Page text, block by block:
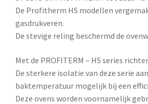
De Profitherm HS modellen
gasdrukveren.
De stevige reling beschermd de
Met de PROFITERM – HS series
De sterkere isolatie van deze serie
baktemperatuur mogelijk bij een
Deze ovens worden voornamelijk